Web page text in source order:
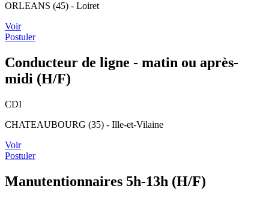
ORLEANS (45) - Loiret
Voir
Postuler
Conducteur de ligne - matin ou après-
midi (H/F)
CDI
CHATEAUBOURG (35) - Ille-et-Vilaine
Voir
Postuler
Manutentionnaires 5h-13h (H/F)